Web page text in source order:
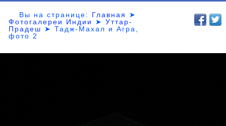
Вы на странице: Главная
➤
Фотогалереи Индии
➤Уттар-
Прадеш ➤Тадж-Махал и Агра,
фото 2